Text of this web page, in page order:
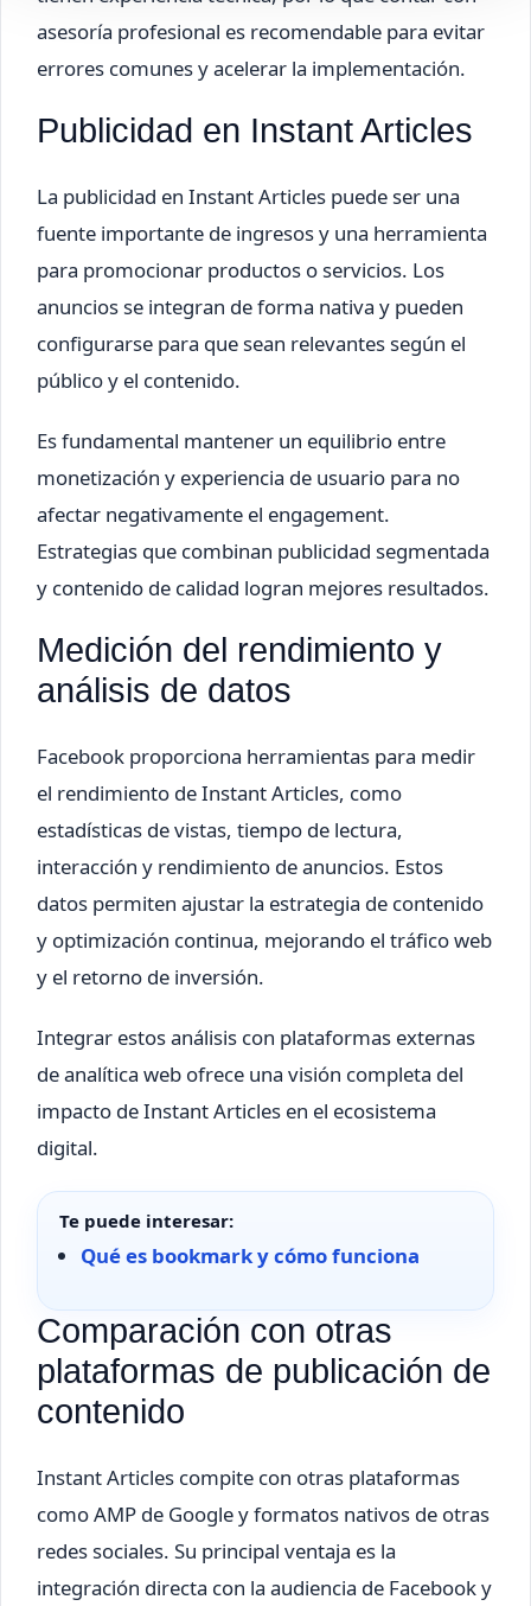
asesoría profesional es recomendable para evitar
errores comunes y acelerar la implementación.
Publicidad en Instant Articles
La publicidad en Instant Articles puede ser una
fuente importante de ingresos y una herramienta
para promocionar productos o servicios. Los
anuncios se integran de forma nativa y pueden
configurarse para que sean relevantes según el
público y el contenido.
Es fundamental mantener un equilibrio entre
monetización y experiencia de usuario para no
afectar negativamente el engagement.
Estrategias que combinan publicidad segmentada
y contenido de calidad logran mejores resultados.
Medición del rendimiento y
análisis de datos
Facebook proporciona herramientas para medir
el rendimiento de Instant Articles, como
estadísticas de vistas, tiempo de lectura,
interacción y rendimiento de anuncios. Estos
datos permiten ajustar la estrategia de contenido
y optimización continua, mejorando el tráfico web
y el retorno de inversión.
Integrar estos análisis con plataformas externas
de analítica web ofrece una visión completa del
impacto de Instant Articles en el ecosistema
digital.
Te puede interesar:
Qué es bookmark y cómo funciona
Comparación con otras
plataformas de publicación de
contenido
Instant Articles compite con otras plataformas
como AMP de Google y formatos nativos de otras
redes sociales. Su principal ventaja es la
integración directa con la audiencia de Facebook y